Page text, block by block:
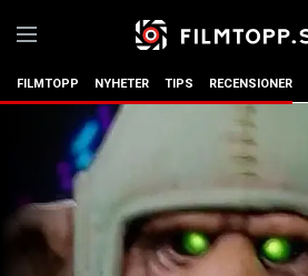
FILMTOPP NYHETER TIPS RECENSIONER